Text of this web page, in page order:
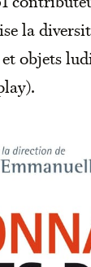
la
objets